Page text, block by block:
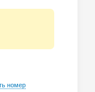
номер